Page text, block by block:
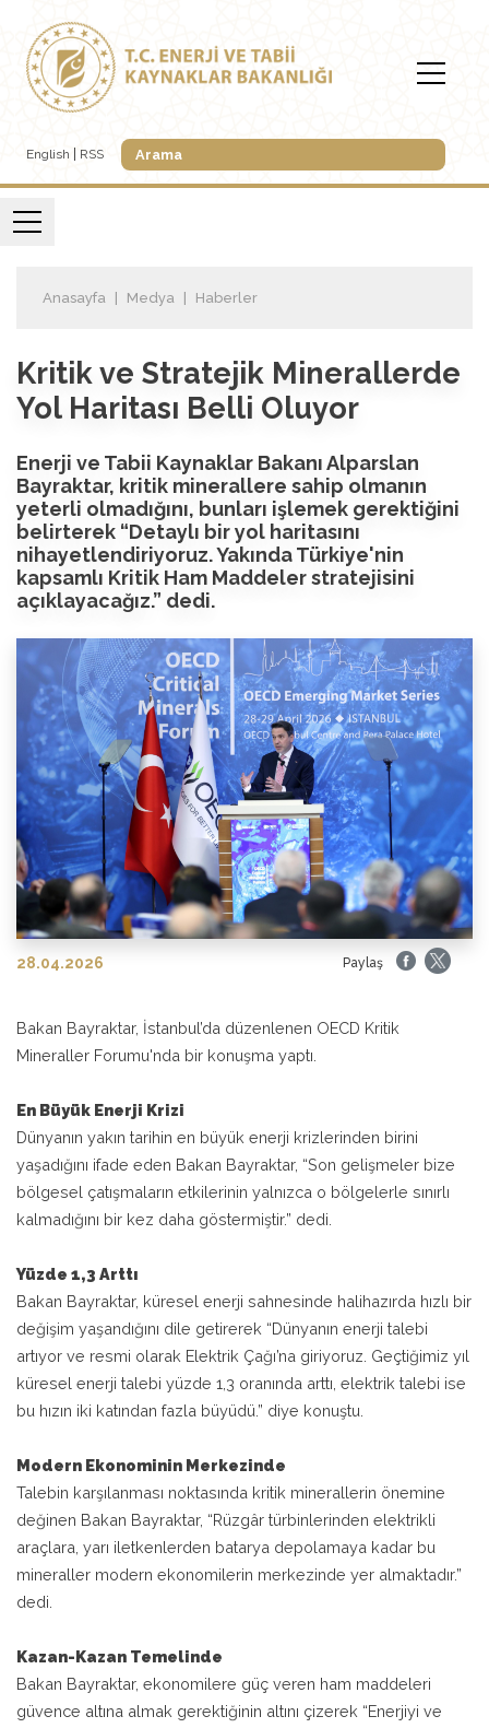
English RSS
Anasayfa Medya Haberler
Kritik ve Stratejik Minerallerde
Yol Haritası Belli Oluyor
Enerji ve Tabii Kaynaklar Bakanı Alparslan
Bayraktar, kritik minerallere sahip olmanın
yeterli olmadığını, bunları işlemek gerektiğini
belirterek “Detaylı bir yol haritasını
nihayetlendiriyoruz. Yakında Türkiye'nin
kapsamlı Kritik Ham Maddeler stratejisini
açıklayacağız.” dedi.
28.04.2026 Paylaş
Bakan Bayraktar, İstanbul’da düzenlenen OECD Kritik
Mineraller Forumu'nda bir konuşma yaptı.
En Büyük Enerji Krizi
Dünyanın yakın tarihin en büyük enerji krizlerinden birini
yaşadığını ifade eden Bakan Bayraktar, “Son gelişmeler bize
bölgesel çatışmaların etkilerinin yalnızca o bölgelerle sınırlı
kalmadığını bir kez daha göstermiştir.” dedi.
Yüzde 1,3 Arttı
Bakan Bayraktar, küresel enerji sahnesinde halihazırda hızlı bir
değişim yaşandığını dile getirerek “Dünyanın enerji talebi
artıyor ve resmi olarak Elektrik Çağı’na giriyoruz. Geçtiğimiz yıl
küresel enerji talebi yüzde 1,3 oranında arttı, elektrik talebi ise
bu hızın iki katından fazla büyüdü.” diye konuştu.
Modern Ekonominin Merkezinde
Talebin karşılanması noktasında kritik minerallerin önemine
değinen Bakan Bayraktar, “Rüzgâr türbinlerinden elektrikli
araçlara, yarı iletkenlerden batarya depolamaya kadar bu
mineraller modern ekonomilerin merkezinde yer almaktadır.”
dedi.
Kazan-Kazan Temelinde
Bakan Bayraktar, ekonomilere güç veren ham maddeleri
güvence altına almak gerektiğinin altını çizerek “Enerjiyi ve